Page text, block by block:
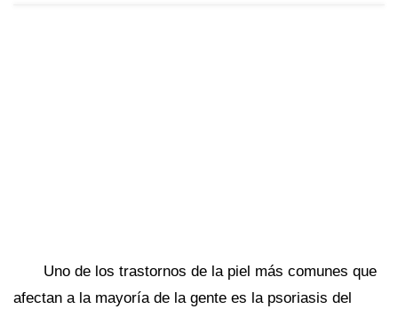
Uno de los trastornos de la piel más comunes que
afectan a la mayoría de la gente es la psoriasis del